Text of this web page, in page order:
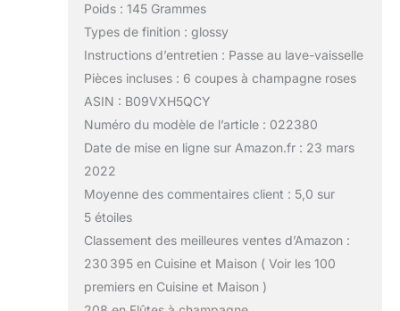
Poids : 145 Grammes
Types de finition : glossy
Instructions d’entretien : Passe au lave-vaisselle
Pièces incluses : 6 coupes à champagne roses
ASIN : B09VXH5QCY
Numéro du modèle de l’article : 022380
Date de mise en ligne sur Amazon.fr : 23 mars
2022
Moyenne des commentaires client : 5,0 sur
5 étoiles
Classement des meilleures ventes d’Amazon :
230 395 en Cuisine et Maison ( Voir les 100
premiers en Cuisine et Maison )